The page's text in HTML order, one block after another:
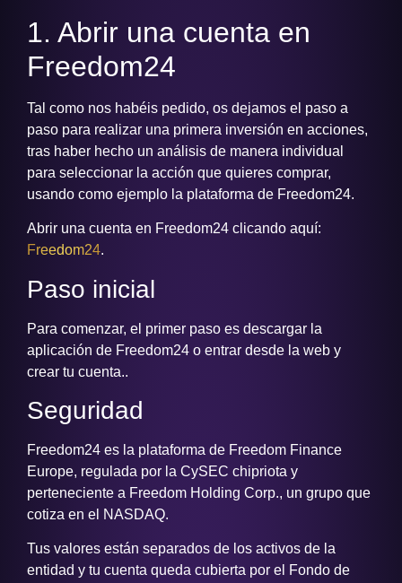
1. Abrir una cuenta en
Freedom24
Tal como nos habéis pedido, os dejamos el paso a
paso para realizar una primera inversión en acciones,
tras haber hecho un análisis de manera individual
para seleccionar la acción que quieres comprar,
usando como ejemplo la plataforma de Freedom24.
Abrir una cuenta en Freedom24 clicando aquí:
Freedom24.
Paso inicial
Para comenzar, el primer paso es descargar la
aplicación de Freedom24 o entrar desde la web y
crear tu cuenta..
Seguridad
Freedom24 es la plataforma de Freedom Finance
Europe, regulada por la CySEC chipriota y
perteneciente a Freedom Holding Corp., un grupo que
cotiza en el NASDAQ.
Tus valores están separados de los activos de la
entidad y tu cuenta queda cubierta por el Fondo de